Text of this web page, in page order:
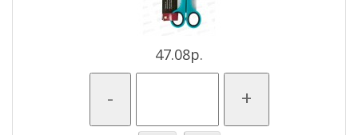
47.08р.
- +